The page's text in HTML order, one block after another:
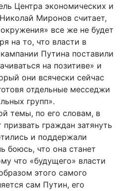
Центра экономических и
Миронов считает,
все же не будет
на то, что власти в
Путина поставили
на позитиве» и
они всячески сейчас
отдельные месседжи
групп».
темы, по его словам, в
граждан затянуть
и поддержали
боюсь, что она станет
что «будущего» власти
этого самого
сам Путин, его